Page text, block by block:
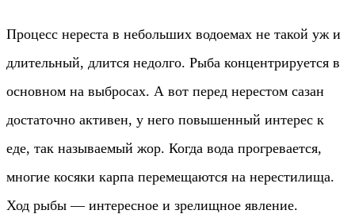
Процесс нереста в небольших водоемах не такой уж и
длительный, длится недолго. Рыба концентрируется в
основном на выбросах. А вот перед нерестом сазан
достаточно активен, у него повышенный интерес к
еде, так называемый жор. Когда вода прогревается,
многие косяки карпа перемещаются на нерестилища.
Ход рыбы — интересное и зрелищное явление.